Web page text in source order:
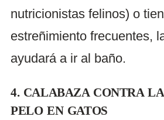
nutricionistas felinos) o
estreñimiento frecuentes,
ayudará a ir al baño.
4. CALABAZA CONTRA
PELO EN GATOS